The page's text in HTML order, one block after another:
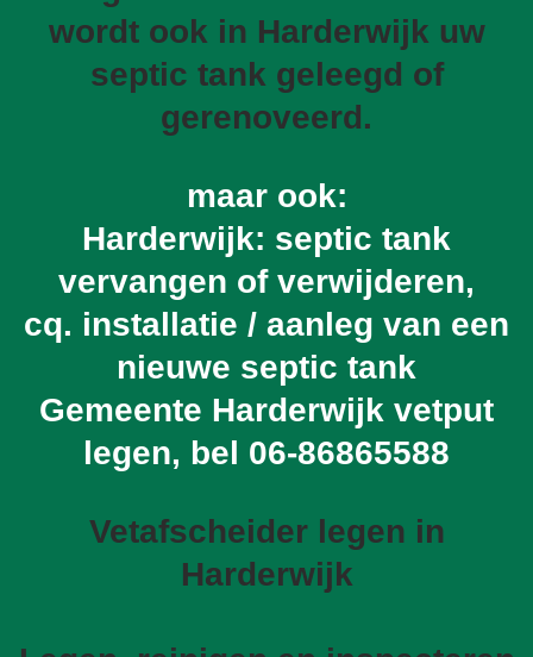
wordt ook in Harderwijk uw
septic tank geleegd of
gerenoveerd.
maar ook:
Harderwijk: septic tank
vervangen of verwijderen,
cq. installatie / aanleg van een
nieuwe septic tank
Gemeente Harderwijk vetput
legen, bel 06-86865588
Vetafscheider legen in
Harderwijk